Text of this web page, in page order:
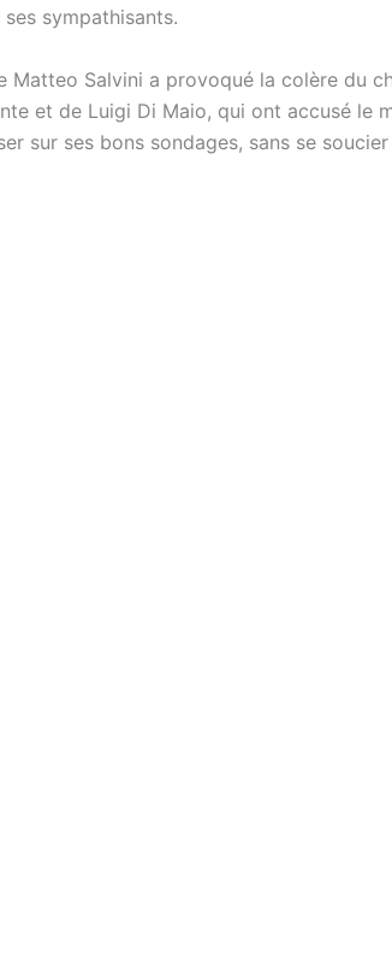
sympathisants.
Matteo Salvini a provoqué la colère du
et de Luigi Di Maio, qui ont accusé le
sur ses bons sondages, sans se